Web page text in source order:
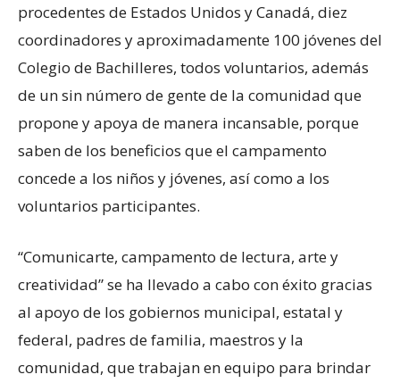
procedentes de Estados Unidos y Canadá, diez
coordinadores y aproximadamente 100 jóvenes del
Colegio de Bachilleres, todos voluntarios, además
de un sin número de gente de la comunidad que
propone y apoya de manera incansable, porque
saben de los beneficios que el campamento
concede a los niños y jóvenes, así como a los
voluntarios participantes.
“Comunicarte, campamento de lectura, arte y
creatividad” se ha llevado a cabo con éxito gracias
al apoyo de los gobiernos municipal, estatal y
federal, padres de familia, maestros y la
comunidad, que trabajan en equipo para brindar